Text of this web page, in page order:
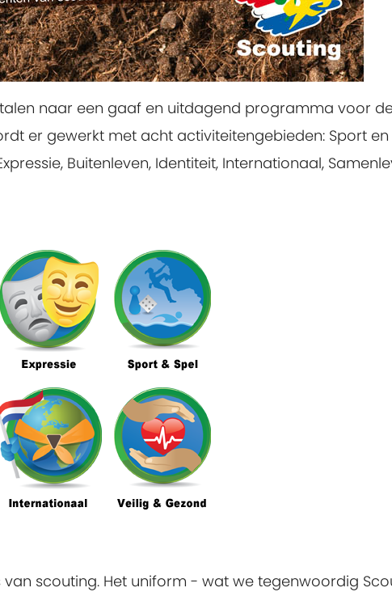
naar een gaaf en uitdagend programma voor
er gewerkt met acht activiteitengebieden: Sport en
Buitenleven, Identiteit, Internationaal,
van scouting. Het uniform - wat we tegenwoordig